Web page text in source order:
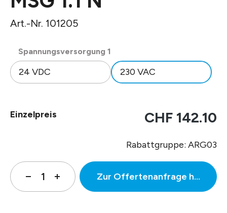
Art.-Nr. 101205
Spannungsversorgung 1
24 VDC
230 VAC
Einzelpreis CHF 142.10
Rabattgruppe: ARG03
Zur Offertenanfrage